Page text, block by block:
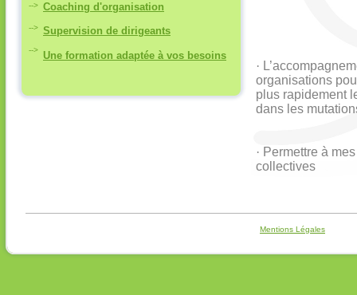
--> Coaching d'organisation
--> Supervision de dirigeants
--> Une formation adaptée à vos besoins
·
organisations
plus rapidement
dans les
· Permettre à
collectives
Mentions Légales